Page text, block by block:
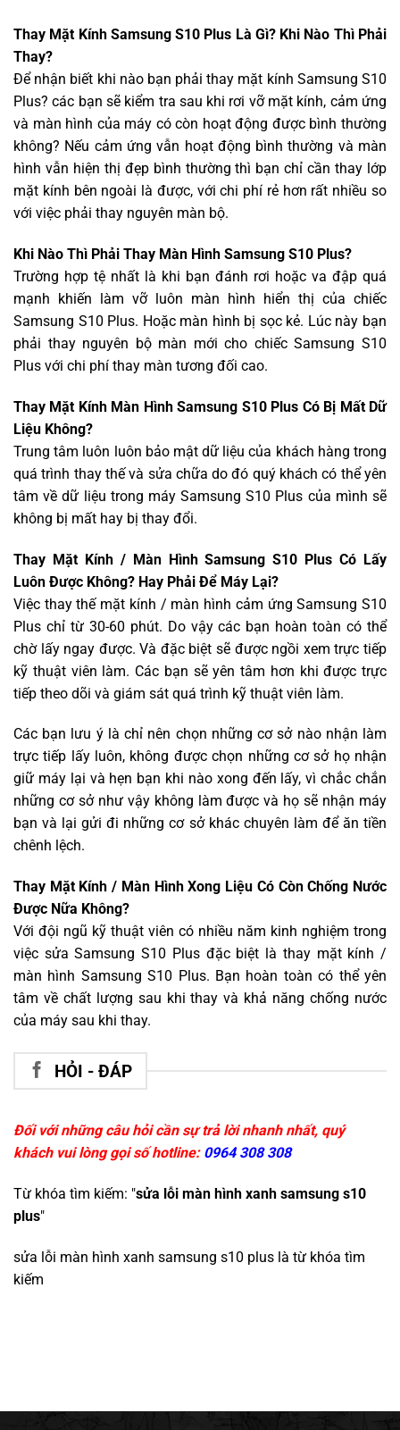
Thay Mặt Kính Samsung S10 Plus Là Gì? Khi Nào Thì Phải
Thay?
Để nhận biết khi nào bạn phải thay mặt kính Samsung S10
Plus? các bạn sẽ kiểm tra sau khi rơi vỡ mặt kính, cảm ứng
và màn hình của máy có còn hoạt động được bình thường
không? Nếu cảm ứng vẫn hoạt động bình thường và màn
hình vẫn hiện thị đẹp bình thường thì bạn chỉ cần thay lớp
mặt kính bên ngoài là được, với chi phí rẻ hơn rất nhiều so
với việc phải thay nguyên màn bộ.
Khi Nào Thì Phải Thay Màn Hình Samsung S10 Plus?
Trường hợp tệ nhất là khi bạn đánh rơi hoặc va đập quá
mạnh khiến làm vỡ luôn màn hình hiển thị của chiếc
Samsung S10 Plus. Hoặc màn hình bị sọc kẻ. Lúc này bạn
phải thay nguyên bộ màn mới cho chiếc Samsung S10
Plus với chi phí thay màn tương đối cao.
Thay Mặt Kính Màn Hình Samsung S10 Plus Có Bị Mất Dữ
Liệu Không?
Trung tâm luôn luôn bảo mật dữ liệu của khách hàng trong
quá trình thay thế và sửa chữa do đó quý khách có thể yên
tâm về dữ liệu trong máy Samsung S10 Plus của mình sẽ
không bị mất hay bị thay đổi.
Thay Mặt Kính / Màn Hình Samsung S10 Plus Có Lấy
Luôn Được Không? Hay Phải Để Máy Lại?
Việc thay thế mặt kính / màn hình cảm ứng Samsung S10
Plus chỉ từ 30-60 phút. Do vậy các bạn hoàn toàn có thể
chờ lấy ngay được. Và đặc biệt sẽ được ngồi xem trực tiếp
kỹ thuật viên làm. Các bạn sẽ yên tâm hơn khi được trực
tiếp theo dõi và giám sát quá trình kỹ thuật viên làm.
Các bạn lưu ý là chỉ nên chọn những cơ sở nào nhận làm
trực tiếp lấy luôn, không được chọn những cơ sở họ nhận
giữ máy lại và hẹn bạn khi nào xong đến lấy, vì chắc chắn
những cơ sở như vậy không làm được và họ sẽ nhận máy
bạn và lại gửi đi những cơ sở khác chuyên làm để ăn tiền
chênh lệch.
Thay Mặt Kính / Màn Hình Xong Liệu Có Còn Chống Nước
Được Nữa Không?
Với đội ngũ kỹ thuật viên có nhiều năm kinh nghiệm trong
việc sửa Samsung S10 Plus đặc biệt là thay mặt kính /
màn hình Samsung S10 Plus. Bạn hoàn toàn có thể yên
tâm về chất lượng sau khi thay và khả năng chống nước
của máy sau khi thay.
HỎI - ĐÁP
Đối với những câu hỏi cần sự trả lời nhanh nhất, quý
khách vui lòng gọi số hotline: 0964 308 308
Từ khóa tìm kiếm: "sửa lỗi màn hình xanh samsung s10
plus"
sửa lỗi màn hình xanh samsung s10 plus là từ khóa tìm
kiếm